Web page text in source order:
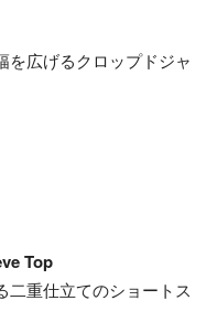
を広げるクロップドジャ
Top
二重仕立てのショートス